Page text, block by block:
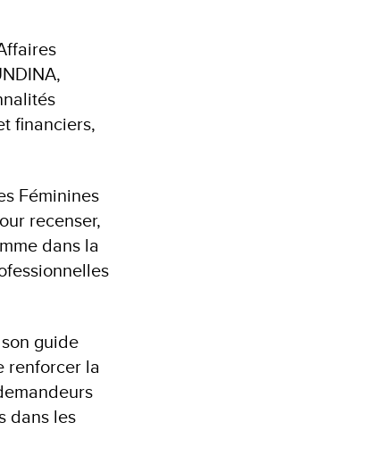
financiers,
Féminines
recenser,
dans la
guide
renforcer la
dans les